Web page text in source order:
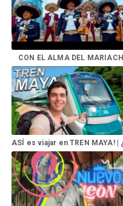
CON EL ALMA DEL MARIACHI